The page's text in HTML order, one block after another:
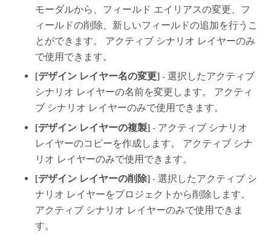
モーダルから、フィールド エイリアスの変更、フ
ィールドの削除、新しいフィールドの追加を行うこ
とができます。 アクティブ シナリオ レイヤーのみ
で使用できます。
[デザイン レイヤー名の変更] - 選択したアクティブ
シナリオ レイヤーの名前を変更します。 アクティ
ブ シナリオ レイヤーのみで使用できます。
[デザイン レイヤーの複製] - アクティブ シナリオ
レイヤーのコピーを作成します。 アクティブ シナ
リオ レイヤーのみで使用できます。
[デザイン レイヤーの削除] - 選択したアクティブ シ
ナリオ レイヤーをプロジェクトから削除します。
アクティブ シナリオ レイヤーのみで使用できま
す。